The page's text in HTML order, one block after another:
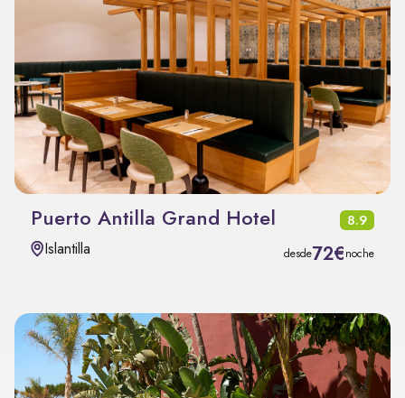
Puerto Antilla Grand Hotel 8.9
Islantilla desde72€noche